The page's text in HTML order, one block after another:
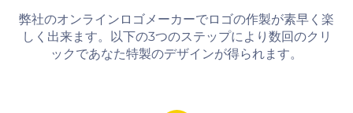
弊社のオンラインロゴメーカーでロゴの作製が素早く楽
しく出来ます。以下の3つのステップにより数回のクリ
ックであなた特製のデザインが得られます。